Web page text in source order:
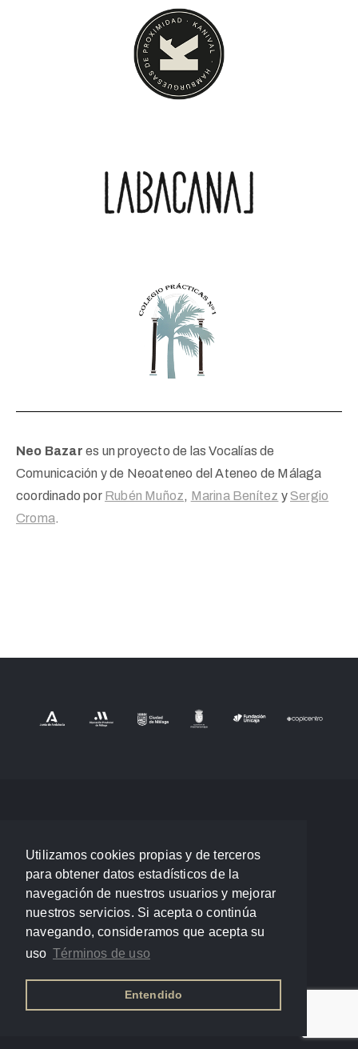
Utilizamos cookies propias y de terceros
para obtener datos estadísticos de la
navegación de nuestros usuarios y mejorar
nuestros servicios. Si acepta o continúa
navegando, consideramos que acepta su
uso Términos de uso
Entendido
Neo Bazar es un proyecto de las Vocalías de
Comunicación y de Neoateneo del Ateneo de Málaga
coordinado por Rubén Muñoz, Marina Benítez ySergio
Croma.